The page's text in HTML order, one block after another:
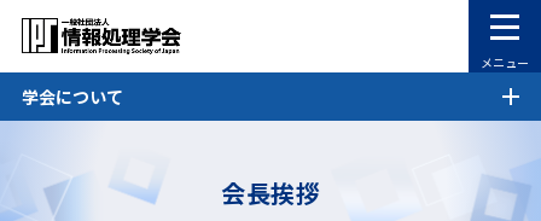
メニュー
学会について
会長挨拶